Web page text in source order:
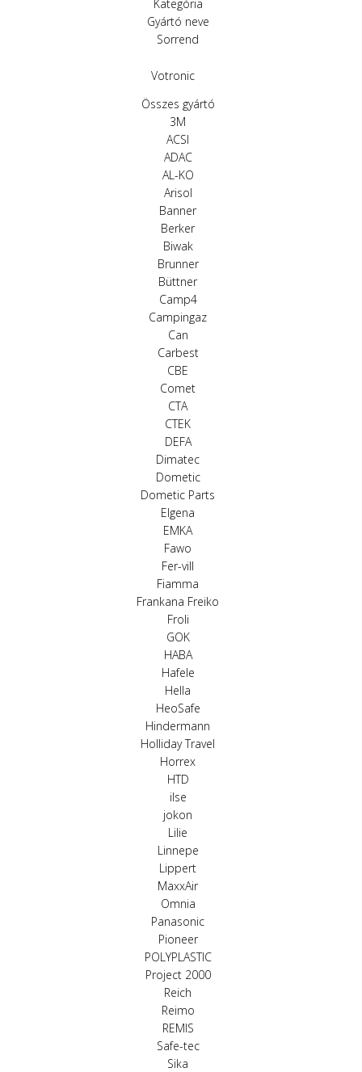
Kategória
Gyártó neve
Sorrend
Votronic
Összes gyártó
3M
ACSI
ADAC
AL-KO
Arisol
Banner
Berker
Biwak
Brunner
Büttner
Camp4
Campingaz
Can
Carbest
CBE
Comet
CTA
CTEK
DEFA
Dimatec
Dometic
Dometic Parts
Elgena
EMKA
Fawo
Fer-vill
Fiamma
Frankana Freiko
Froli
GOK
HABA
Hafele
Hella
HeoSafe
Hindermann
Holliday Travel
Horrex
HTD
ilse
jokon
Lilie
Linnepe
Lippert
MaxxAir
Omnia
Panasonic
Pioneer
POLYPLASTIC
Project 2000
Reich
Reimo
REMIS
Safe-tec
Sika